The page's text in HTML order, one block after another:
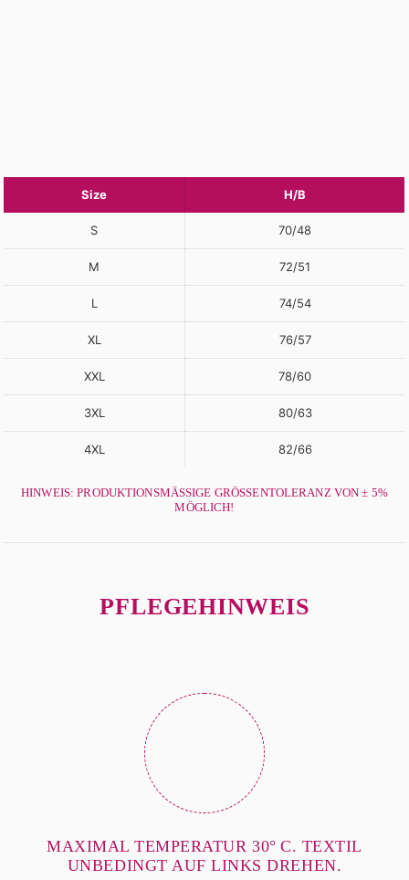
Size H/B
S 70/48
M 72/51
L 74/54
XL 76/57
XXL 78/60
3XL 80/63
4XL 82/66
HINWEIS: PRODUKTIONSMÄSSIGE GRÖSSENTOLERANZ VON ± 5% MÖ
GLICH!
PFLEGEHINWEIS
MAXIMAL TEMPERATUR 30° C. TEXTIL
UNBEDINGT AUF LINKS DREHEN.